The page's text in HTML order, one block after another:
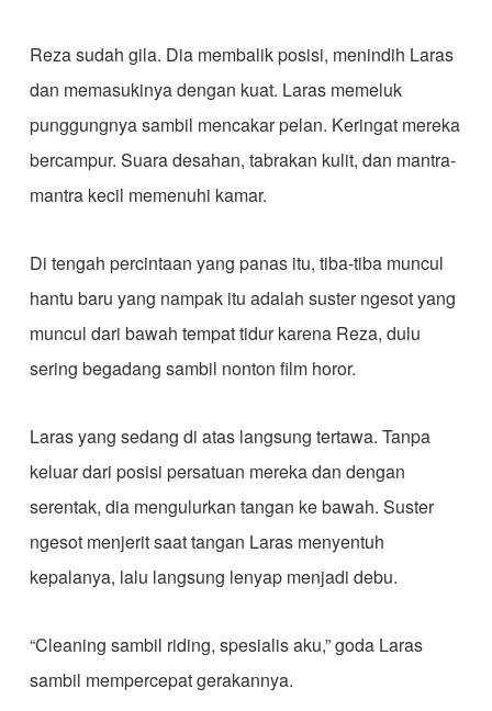
Reza sudah gila. Dia membalik posisi, menindih Laras
dan memasukinya dengan kuat. Laras memeluk
punggungnya sambil mencakar pelan. Keringat mereka
bercampur. Suara desahan, tabrakan kulit, dan mantra-
mantra kecil memenuhi kamar.
Di tengah percintaan yang panas itu, tiba-tiba muncul
hantu baru yang nampak itu adalah suster ngesot yang
muncul dari bawah tempat tidur karena Reza, dulu
sering begadang sambil nonton film horor.
Laras yang sedang di atas langsung tertawa. Tanpa
keluar dari posisi persatuan mereka dan dengan
serentak, dia mengulurkan tangan ke bawah. Suster
ngesot menjerit saat tangan Laras menyentuh
kepalanya, lalu langsung lenyap menjadi debu.
“Cleaning sambil riding, spesialis aku,” goda Laras
sambil mempercepat gerakannya.